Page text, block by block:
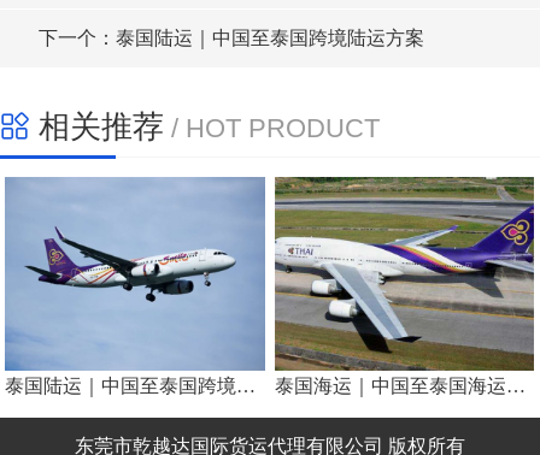
下一个：泰国陆运｜中国至泰国跨境陆运方案
相关推荐 / HOT PRODUCT
泰国陆运｜中国至泰国跨境陆运方案 泰国海运｜中国至泰国海运物流方案
东莞市乾越达国际货运代理有限公司 版权所有